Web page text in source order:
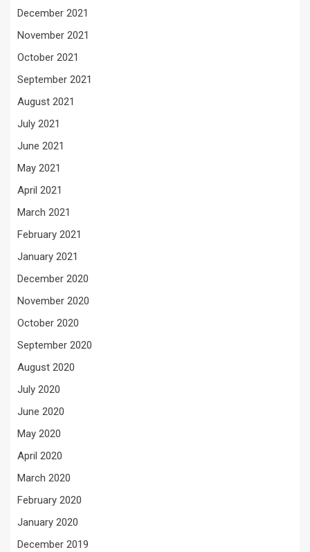
December 2021
November 2021
October 2021
September 2021
August 2021
July 2021
June 2021
May 2021
April 2021
March 2021
February 2021
January 2021
December 2020
November 2020
October 2020
September 2020
August 2020
July 2020
June 2020
May 2020
April 2020
March 2020
February 2020
January 2020
December 2019